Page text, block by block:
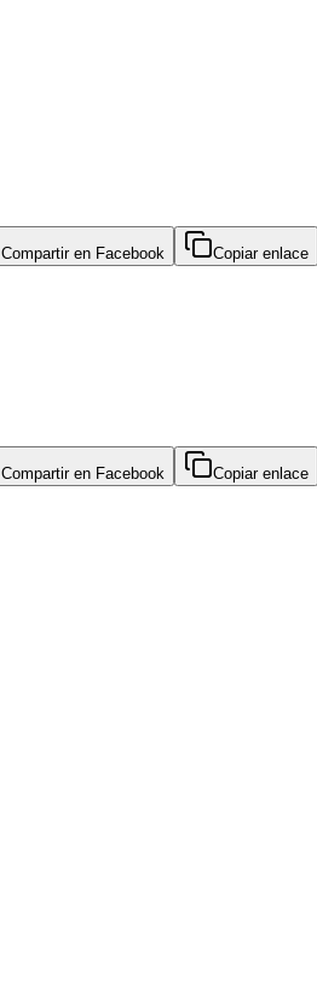
Compartir en Facebook Copiar enlace
Compartir en Facebook Copiar enlace